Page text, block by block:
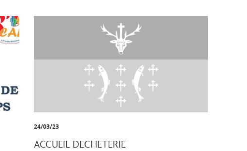
24/03/23
ACCUEIL DECHETERIE